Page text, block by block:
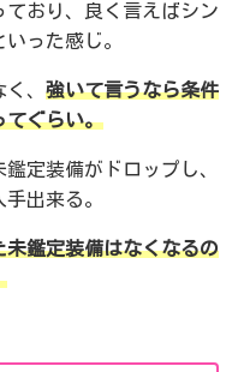
おり、良く言えばシン
った感じ。
、 強いて言うなら条件
てぐらい。
定装備がドロップし、
出来る。
鑑定装備はなくなるの